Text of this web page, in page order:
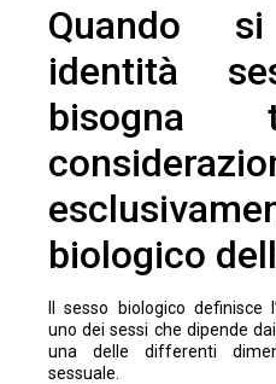
Quando
identità
bisogna
biologico
Il sesso biologico definisce
uno dei sessi che dipende
una delle differenti
sessuale.